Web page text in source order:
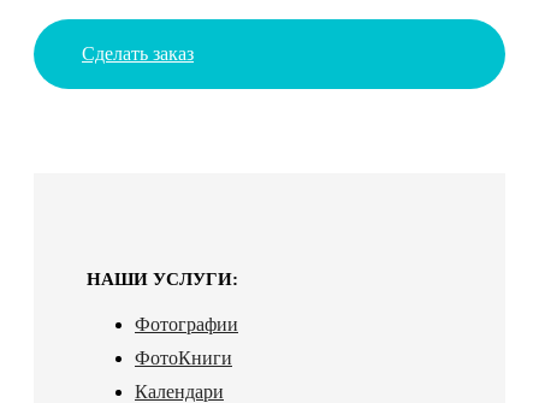
Сделать заказ
НАШИ УСЛУГИ:
Фотографии
ФотоКниги
Календари